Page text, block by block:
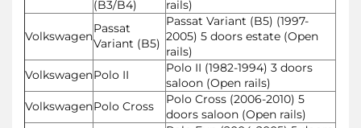
(B3/B4)
rails)
Volkswagen
Passat
Variant (B5)
Passat Variant (B5) (1997-
2005) 5 doors estate (Open
rails)
VolkswagenPolo II
Polo II (1982-1994) 3 doors
saloon (Open rails)
VolkswagenPolo Cross
Polo Cross (2006-2010) 5
doors saloon (Open rails)